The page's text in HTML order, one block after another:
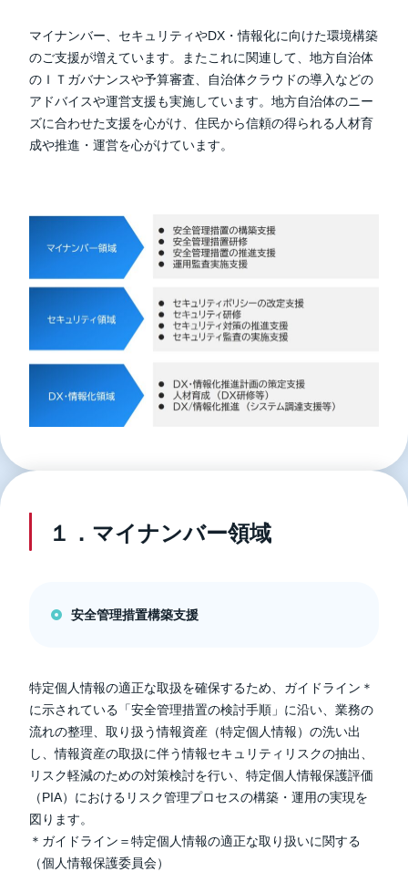
マイナンバー、セキュリティやDX・情報化に向けた環境構築
のご支援が増えています。またこれに関連して、地方自治体
のＩＴガバナンスや予算審査、自治体クラウドの導入などの
アドバイスや運営支援も実施しています。地方自治体のニー
ズに合わせた支援を心がけ、住民から信頼の得られる人材育
成や推進・運営を心がけています。
１．マイナンバー領域
安全管理措置構築支援
特定個人情報の適正な取扱を確保するため、ガイドライン＊
に示されている「安全管理措置の検討手順」に沿い、業務の
流れの整理、取り扱う情報資産（特定個人情報）の洗い出
し、情報資産の取扱に伴う情報セキュリティリスクの抽出、
リスク軽減のための対策検討を行い、特定個人情報保護評価
（PIA）におけるリスク管理プロセスの構築・運用の実現を
図ります。
＊ガイドライン＝特定個人情報の適正な取り扱いに関する
（個人情報保護委員会）